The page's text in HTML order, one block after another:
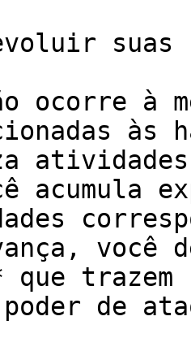
evoluir
ocorre à
às
acumula
você
que
poder de